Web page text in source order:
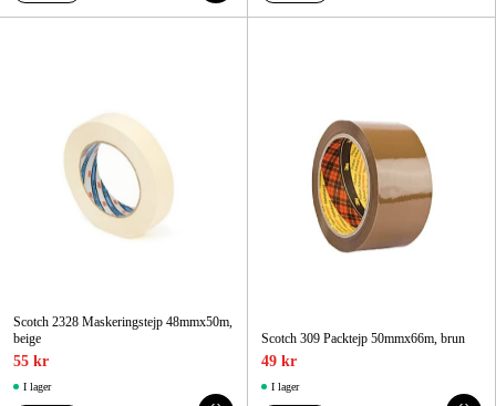
Scotch 2328 Maskeringstejp 48mmx50m,
beige
55 kr
I lager
Scotch 309 Packtejp 50mmx66m, brun
49 kr
I lager